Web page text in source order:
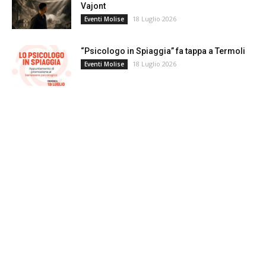
Vajont
Eventi Molise 18 Luglio 2026
“Psicologo in Spiaggia” fa tappa a Termoli
Eventi Molise 18 Luglio 2026